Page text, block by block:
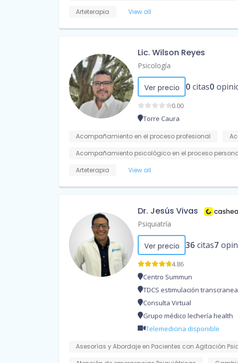
Arteterapia
View all
Lic. Wilson Reyes
Psicología
Ver precio 0 citas0
0.00
Torre Caura
Acompañamiento en el proceso profesional
Acompañamiento psicológico en el proceso
Arteterapia
View all
Dr. Jesús Vivas
Psiquiatría
Ver precio 36 citas7
4.86
Centro Summun
TDCS estimulación
Consulta Virtual
Grupo médico lechería health
Telemedicina disponible
Asesorías y Abordaje en Pacientes con Agitación